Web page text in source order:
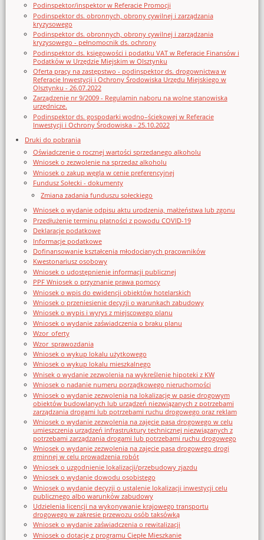
Podinspektor/inspektor w Referacie Promocji
Podinspektor ds. obronnych, obrony cywilnej i zarządzania
kryzysowego
Podinspektor ds. obronnych, obrony cywilnej i zarządzania
kryzysowego - pełnomocnik ds. ochrony
Podinspektor ds. księgowości i podatku VAT w Referacie Finansów i
Podatków w Urzędzie Miejskim w Olsztynku
Oferta pracy na zastępstwo - podinspektor ds. drogownictwa w
Referacie Inwestycji i Ochrony Środowiska Urzędu Miejskiego w
Olsztynku - 26.07.2022
Zarządzenie nr 9/2009 - Regulamin naboru na wolne stanowiska
urzędnicze.
Podinspektor ds. gospodarki wodno–ściekowej w Referacie
Inwestycji i Ochrony Środowiska - 25.10.2022
Druki do pobrania
Oświadczenie o rocznej wartości sprzedanego alkoholu
Wniosek o zezwolenie na sprzedaz alkoholu
Wniosek o zakup węgla w cenie preferencyjnej
Fundusz Sołecki - dokumenty
Zmiana zadania funduszu sołeckiego
Wniosek o wydanie odpisu aktu urodzenia, małżeństwa lub zgonu
Przedłużenie terminu płatności z powodu COVID-19
Deklaracje podatkowe
Informacje podatkowe
Dofinansowanie kształcenia młodocianych pracowników
Kwestonariusz osobowy
Wniosek o udostępnienie informacji publicznej
PPF Wniosek o przyznanie prawa pomocy
Wniosek o wpis do ewidencji obiektów hotelarskich
Wniosek o przeniesienie decyzji o warunkach zabudowy
Wniosek o wypis i wyrys z miejscowego planu
Wniosek o wydanie zaświadczenia o braku planu
Wzor_oferty
Wzor_sprawozdania
Wniosek o wykup lokalu użytkowego
Wniosek o wykup lokalu mieszkalnego
Wnisek o wydanie zezwolenia na wykreślenie hipoteki z KW
Wniosek o nadanie numeru porządkowego nieruchomości
Wniosek o wydanie zezwolenia na lokalizację w pasie drogowym
obiektów budowlanych lub urządzeń niezwiązanych z potrzebami
zarządzania drogami lub potrzebami ruchu drogowego oraz reklam
Wniosek o wydanie zezwolenia na zajęcie pasa drogowego w celu
umieszczenia urządzeń infrastruktury technicznej niezwiązanych z
potrzebami zarządzania drogami lub potrzebami ruchu drogowego
Wniosek o wydanie zezwolenia na zajęcie pasa drogowego drogi
gminnej w celu prowadzenia robót
Wniosek o uzgodnienie lokalizacji/przebudowy zjazdu
Wniosek o wydanie dowodu osobistego
Wniosek o wydanie decyzji o ustalenie lokalizacji inwestycji celu
publicznego albo warunków zabudowy
Udzielenia licencji na wykonywanie krajowego transportu
drogowego w zakresie przewozu osób taksówką
Wniosek o wydanie zaświadczenia o rewitalizacji
Wniosek o dotację z programu Ciepłe Mieszkanie